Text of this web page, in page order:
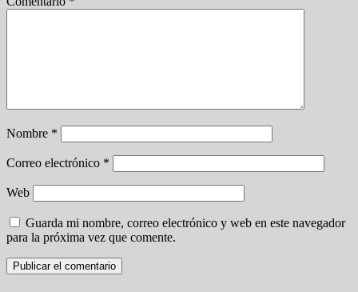
Nombre *
Correo electrónico *
Web
Guarda mi nombre, correo electrónico y web en este navegador
para la próxima vez que comente.